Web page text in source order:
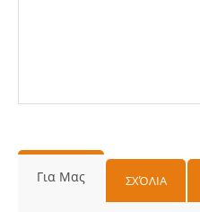
Για Μας ΣΧΌΛΙΑ